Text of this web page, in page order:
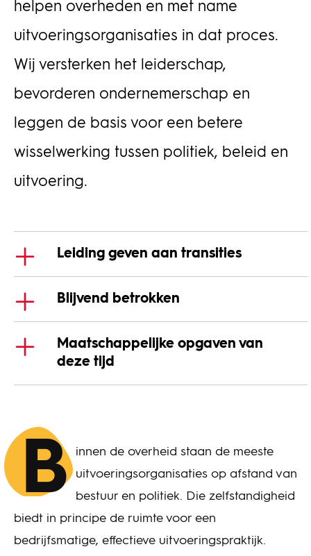
helpen overheden en met name
uitvoeringsorganisaties in dat proces.
Wij versterken het leiderschap,
bevorderen ondernemerschap en
leggen de basis voor een betere
wisselwerking tussen politiek, beleid en
uitvoering.
Leiding geven aan transities
Blijvend betrokken
Maatschappelijke opgaven van
deze tijd
B
innen de overheid staan de meeste
uitvoeringsorganisaties op afstand van
bestuur en politiek. Die zelfstandigheid
biedt in principe de ruimte voor een
bedrijfsmatige, effectieve uitvoeringspraktijk.